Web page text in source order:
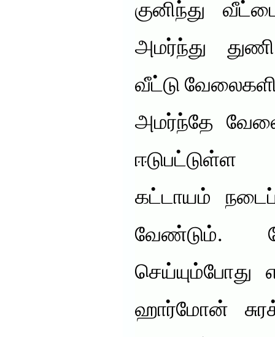
குனிந்து
அமர்ந்து
வீட்டு
அமர்ந்தே
கட்டாயம்
வேண்டும்.
செய்யும்போது
ஹார்மோன்